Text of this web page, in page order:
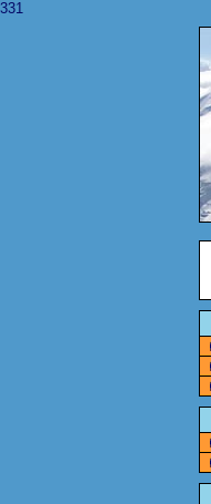
331